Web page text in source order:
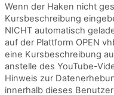
Wenn der Haken nicht
Kursbeschreibung
NICHT automatisch
auf der Plattform OPEN
eine Kursbeschreibung
anstelle des YouTube-
Hinweis zur
innerhalb dieses